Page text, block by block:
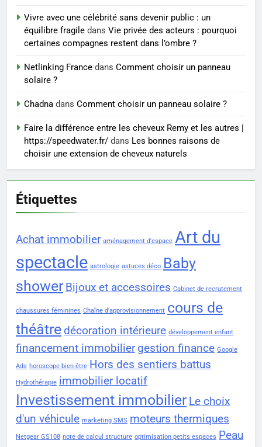
7
Prévenir les chutes chez les
exercices
BIEN ÊTRE
8
trouver un accompagnement
sérieux à un tarif juste ?
BIEN ÊTRE
Vivre avec une célébrité sans devenir public : un
équilibre fragile dans Vie privée des acteurs : pourquoi
certaines compagnes restent dans l’ombre ?
Netlinking France dans Comment choisir un panneau
solaire ?
Chadna dans Comment choisir un panneau solaire ?
Faire la différence entre les cheveux Remy et les autres |
https://speedwater.fr/ dans Les bonnes raisons de
choisir une extension de cheveux naturels
Étiquettes
Achat immobilier aménagement d'espace Art du
spectacle astrologie astuces déco Baby
shower Bijoux et accessoires Cabinet de recrutement
chaussures féminines Chaîne d'approvisionnement cours de
théâtre décoration intérieure développement enfant
financement immobilier gestion finance Google
Ads horoscope bien-être Hors des sentiers battus
Hydrothérapie immobilier locatif
Investissement immobilier Le choix
d'un véhicule marketing SMS moteurs thermiques
Netgear GS108 note de calcul structure optimisation petits espaces Peau